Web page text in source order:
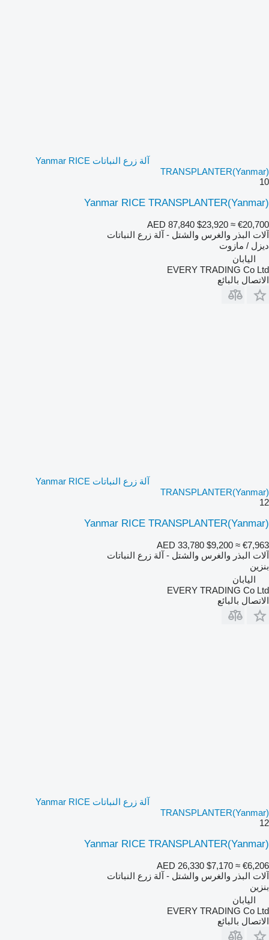
آلة زرع النباتات Yanmar RICE
TRANSPLANTER(Yanmar)
10
Yanmar RICE TRANSPLANTER(Yanmar)
AED 87,840 $23,920 ≈ €20,700
آلات البذر والغرس والشتل - آلة زرع النباتات
ديزل / مازوت
اليابان
EVERY TRADING Co Ltd
الاتصال بالبائع
آلة زرع النباتات Yanmar RICE
TRANSPLANTER(Yanmar)
12
Yanmar RICE TRANSPLANTER(Yanmar)
AED 33,780 $9,200 ≈ €7,963
آلات البذر والغرس والشتل - آلة زرع النباتات
بنزين
اليابان
EVERY TRADING Co Ltd
الاتصال بالبائع
آلة زرع النباتات Yanmar RICE
TRANSPLANTER(Yanmar)
12
Yanmar RICE TRANSPLANTER(Yanmar)
AED 26,330 $7,170 ≈ €6,206
آلات البذر والغرس والشتل - آلة زرع النباتات
بنزين
اليابان
EVERY TRADING Co Ltd
الاتصال بالبائع